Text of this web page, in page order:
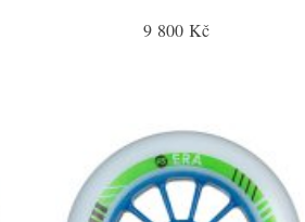
9 800 Kč